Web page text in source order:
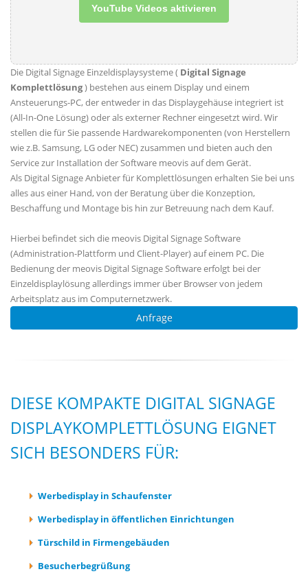
YouTube Videos aktivieren
Die Digital Signage Einzeldisplaysysteme ( Digital Signage
Komplettlösung) bestehen aus einem Display und einem
Ansteuerungs-PC, der entweder in das Displaygehäuse integriert ist
(All-In-One Lösung) oder als externer Rechner eingesetzt wird. Wir
stellen die für Sie passende Hardwarekomponenten (von Herstellern
wie z.B. Samsung, LG oder NEC) zusammen und bieten auch den
Service zur Installation der Software meovis auf dem Gerät.
Als Digital Signage Anbieter für Komplettlösungen erhalten Sie bei uns
alles aus einer Hand, von der Beratung über die Konzeption,
Beschaffung und Montage bis hin zur Betreuung nach dem Kauf.
Hierbei befindet sich die meovis Digital Signage Software
(Administration-Plattform und Client-Player) auf einem PC. Die
Bedienung der meovis Digital Signage Software erfolgt bei der
Einzeldisplaylösung allerdings immer über Browser von jedem
Arbeitsplatz aus im Computernetzwerk.
Anfrage
DIESE KOMPAKTE DIGITAL SIGNAGE
DISPLAYKOMPLETTLÖSUNG EIGNET
SICH BESONDERS FÜR:
Werbedisplay in Schaufenster
Werbedisplay in öffentlichen Einrichtungen
Türschild in Firmengebäuden
Besucherbegrüßung